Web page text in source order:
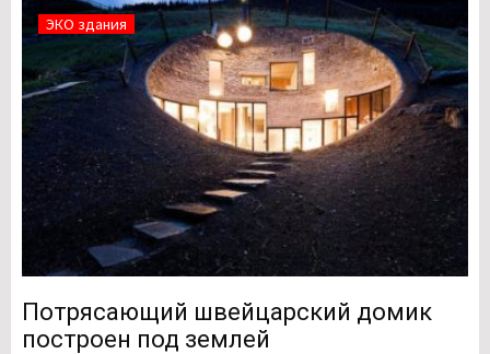
ЭКО здания
Потрясающий швейцарский домик
построен под землей